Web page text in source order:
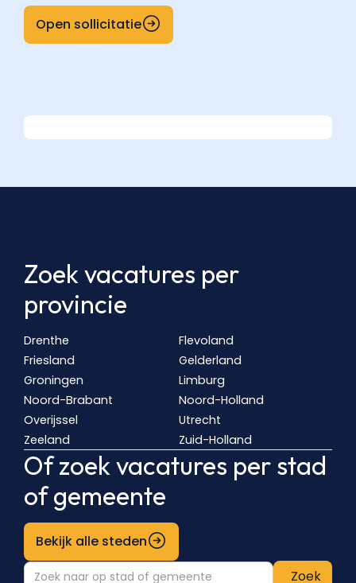
Open sollicitatie
Zoek vacatures per
provincie
Drenthe
Flevoland
Friesland
Gelderland
Groningen
Limburg
Noord-Brabant
Noord-Holland
Overijssel
Utrecht
Zeeland
Zuid-Holland
Of zoek vacatures per stad
of gemeente
Bekijk alle steden